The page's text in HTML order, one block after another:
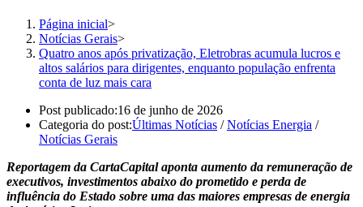
Página inicial>
Notícias Gerais>
Quatro anos após privatização, Eletrobras acumula lucros e
altos salários para dirigentes, enquanto população enfrenta
conta de luz mais cara
Post publicado:16 de junho de 2026
Categoria do post:Últimas Notícias / Notícias Energia /
Notícias Gerais
Reportagem da CartaCapital aponta aumento da remuneração de
executivos, investimentos abaixo do prometido e perda de
influência do Estado sobre uma das maiores empresas de energia